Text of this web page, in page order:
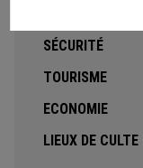
SÉCURITÉ
TOURISME
ECONOMIE
LIEUX DE CULTE